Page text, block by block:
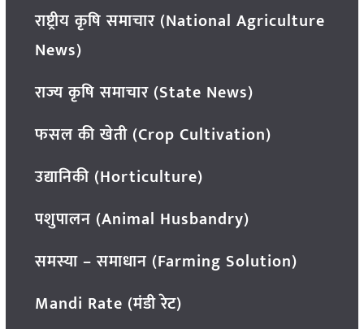
राष्ट्रीय कृषि समाचार (National Agriculture
News)
राज्य कृषि समाचार (State News)
फसल की खेती (Crop Cultivation)
उद्यानिकी (Horticulture)
पशुपालन (Animal Husbandry)
समस्या – समाधान (Farming Solution)
Mandi Rate (मंडी रेट)